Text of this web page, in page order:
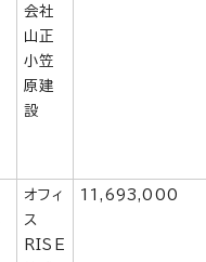
会社
山正
小笠
原建
設
オフィ
ス
RISE
11,693,000